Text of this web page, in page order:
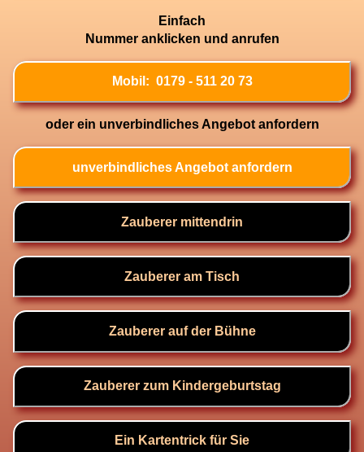
Einfach
Nummer anklicken und anrufen
Mobil: 0179 - 511 20 73
oder ein unverbindliches Angebot anfordern
unverbindliches Angebot anfordern
Zauberer mittendrin
Zauberer am Tisch
Zauberer auf der Bühne
Zauberer zum Kindergeburtstag
Ein Kartentrick für Sie